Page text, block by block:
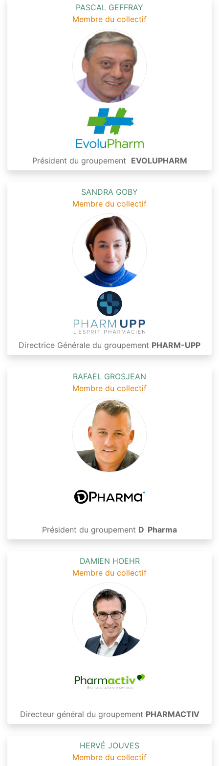
PASCAL GEFFRAY
Membre du collectif
Président du groupement EVOLUPHARM
SANDRA GOBY
Membre du collectif
Directrice Générale du groupement PHARM-UPP
RAFAEL GROSJEAN
Membre du collectif
Président du groupement D Pharma
DAMIEN HOEHR
Membre du collectif
Directeur général du groupement PHARMACTIV
HERVÉ JOUVES
Membre du collectif